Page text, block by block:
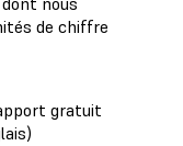
de chiffre
gratuit